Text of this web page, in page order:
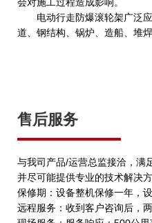
电动行走防爆滚轮架广泛
道、钢结构、锅炉、造船、堆焊
售后服务
与我司产品/运营总监接洽，满
并尽可能提供专业的技术解决方
保修期：设备整机保修一年，设
远程服务：收到客户咨询后，